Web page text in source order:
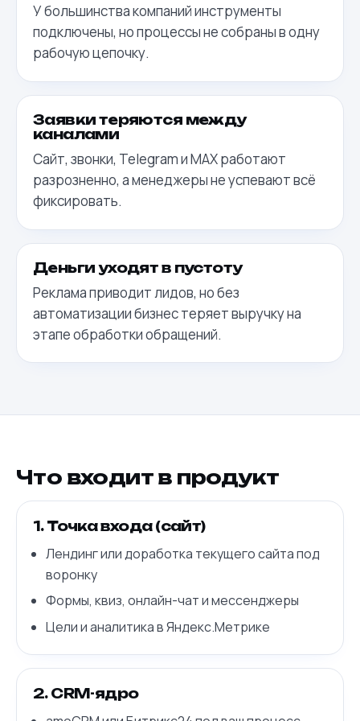
У большинства компаний инструменты
подключены, но процессы не собраны в одну
рабочую цепочку.
Заявки теряются между
каналами
Сайт, звонки, Telegram и MAX работают
разрозненно, а менеджеры не успевают всё
фиксировать.
Деньги уходят в пустоту
Реклама приводит лидов, но без
автоматизации бизнес теряет выручку на
этапе обработки обращений.
Что входит в продукт
1. Точка входа (сайт)
Лендинг или доработка текущего сайта под
воронку
Формы, квиз, онлайн-чат и мессенджеры
Цели и аналитика в Яндекс.Метрике
2. CRM-ядро